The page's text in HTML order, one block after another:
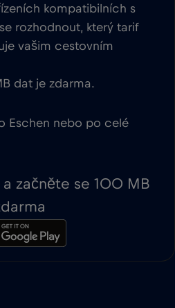
kompatibilních s
rozhodnout, který tarif
vašim cestovním
dat je zdarma.
Eschen nebo po celé
začněte se 100 MB